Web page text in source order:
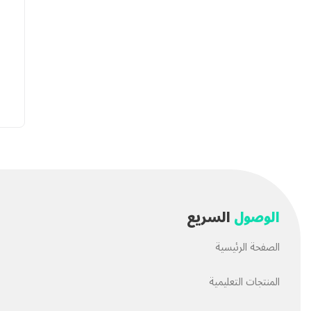
الوصولالسريع
الصفحة الرئيسية
المنتجات التعليمية